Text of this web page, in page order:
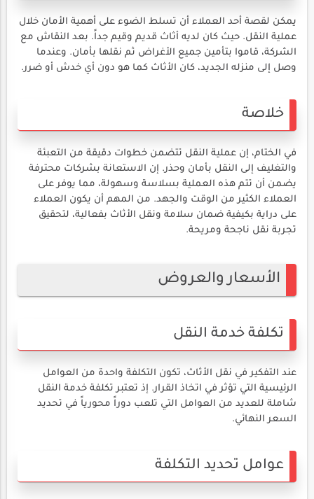
يمكن لقصة أحد العملاء أن تسلط الضوء على أهمية الأمان خلال
عملية النقل. حيث كان لديه أثاث قديم وقيم جداً. بعد النقاش مع
الشركة، قاموا بتأمين جميع الأغراض ثم نقلها بأمان. وعندما
وصل إلى منزله الجديد، كان الأثاث كما هو دون أي خدش أو ضرر.
خلاصة
في الختام، إن عملية النقل تتضمن خطوات دقيقة من التعبئة
والتغليف إلى النقل بأمان وحذر. إن الاستعانة بشركات محترفة
يضمن أن تتم هذه العملية بسلاسة وسهولة، مما يوفر على
العملاء الكثير من الوقت والجهد. من المهم أن يكون العملاء
على دراية بكيفية ضمان سلامة ونقل الأثاث بفعالية، لتحقيق
تجربة نقل ناجحة ومريحة.
الأسعار والعروض
تكلفة خدمة النقل
عند التفكير في نقل الأثاث، تكون التكلفة واحدة من العوامل
الرئيسية التي تؤثر في اتخاذ القرار. إذ تعتبر تكلفة خدمة النقل
شاملة للعديد من العوامل التي تلعب دوراً محورياً في تحديد
السعر النهائي.
عوامل تحديد التكلفة